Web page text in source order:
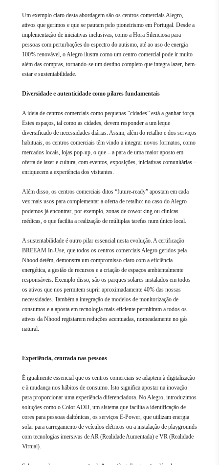
Um exemplo claro desta abordagem são os centros comerciais Alegro,
ativos que gerimos e que se pautam pelo pioneirismo em Portugal. Desde a
implementação de iniciativas inclusivas, como a Hora Silenciosa para
pessoas com perturbações do espectro do autismo, até ao uso de energia
100% renovável, o Alegro ilustra como um centro comercial pode ir muito
além das compras, tornando-se um destino completo que integra lazer, bem-
estar e sustentabilidade.
Diversidade e autenticidade como pilares fundamentais
A ideia de centros comerciais como pequenas “cidades” está a ganhar força.
Estes espaços, tal como as cidades, devem responder a um leque
diversificado de necessidades diárias. Assim, além do retalho e dos serviços
habituais, os centros comerciais têm vindo a integrar novos formatos, como
mercados locais, lojas pop-up, o que – a para de uma maior aposto em
oferta de lazer e cultura, com eventos, exposições, iniciativas comunitárias –
enriquecem a experiência dos visitantes.
Além disso, os centros comerciais ditos “future-ready” apostam em cada
vez mais usos para complementar a oferta de retalho: no caso do Alegro
podemos já encontrar, por exemplo, zonas de coworking ou clínicas
médicas, o que facilita a realização de múltiplas tarefas num único local.
A sustentabilidade é outro pilar essencial nesta evolução. A certificação
BREEAM In-Use, que todos os centros comerciais Alegro geridos pela
Nhood detêm, demonstra um compromisso claro com a eficiência
energética, a gestão de recursos e a criação de espaços ambientalmente
responsáveis. Exemplo disso, são os parques solares instalados em todos
os ativos que nos permitem suprir aproximadamente 40% das nossas
necessidades. Também a integração de modelos de monitorização de
consumos e a aposta em tecnologia mais eficiente permitiram a todos os
ativos da Nhood registarem reduções acentuadas, nomeadamente no gás
natural.
Experiência, centrada nas pessoas
É igualmente essencial que os centros comerciais se adaptem à digitalização
e à mudança nos hábitos de consumo. Isto significa apostar na inovação
para proporcionar uma experiência diferenciadora. No Alegro, introduzimos
soluções como o Color ADD, um sistema que facilita a identificação de
cores para pessoas daltónicas, os serviços E-Power, que utilizam energia
solar para carregamento de veículos elétricos ou a instalação de playgrounds
com tecnologias imersivas de AR (Realidade Aumentada) e VR (Realidade
Virtual).